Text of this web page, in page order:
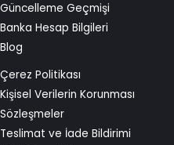
Güncelleme Geçmişi
Banka Hesap Bilgileri
Blog
Çerez Politikası
Kişisel Verilerin Korunması
Sözleşmeler
Teslimat ve İade Bildirimi